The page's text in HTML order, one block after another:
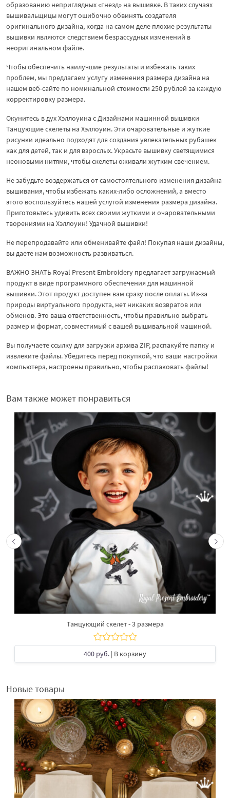
образованию неприглядных «гнезд» на вышивке. В таких случаях
вышивальщицы могут ошибочно обвинять создателя
оригинального дизайна, когда на самом деле плохие результаты
вышивки являются следствием безрассудных изменений в
неоригинальном файле.
Чтобы обеспечить наилучшие результаты и избежать таких
проблем, мы предлагаем услугу изменения размера дизайна на
нашем веб-сайте по номинальной стоимости 250 рублей за каждую
корректировку размера.
Окунитесь в дух Хэллоуина с Дизайнами машинной вышивки
Танцующие скелеты на Хэллоуин. Эти очаровательные и жуткие
рисунки идеально подходят для создания увлекательных рубашек
как для детей, так и для взрослых. Украсьте вышивку светящимися
неоновыми нитями, чтобы скелеты оживали жутким свечением.
Не забудьте воздержаться от самостоятельного изменения дизайна
вышивания, чтобы избежать каких-либо осложнений, а вместо
этого воспользуйтесь нашей услугой изменения размера дизайна.
Приготовьтесь удивить всех своими жуткими и очаровательными
творениями на Хэллоуин! Удачной вышивки!
Не перепродавайте или обменивайте файл! Покупая наши дизайны,
вы даете нам возможность развиваться.
ВАЖНО ЗНАТЬ Royal Present Embroidery предлагает загружаемый
продукт в виде программного обеспечения для машинной
вышивки. Этот продукт доступен вам сразу после оплаты. Из-за
природы виртуального продукта, нет никаких возвратов или
обменов. Это ваша ответственность, чтобы правильно выбрать
размер и формат, совместимый с вашей вышивальной машиной.
Вы получаете ссылку для загрузки архива ZIP, распакуйте папку и
извлеките файлы. Убедитесь перед покупкой, что ваши настройки
компьютера, настроены правильно, чтобы распаковать файлы!
Вам также может понравиться
Танцующий скелет - 3 размера
400 руб. | В корзину
Новые товары